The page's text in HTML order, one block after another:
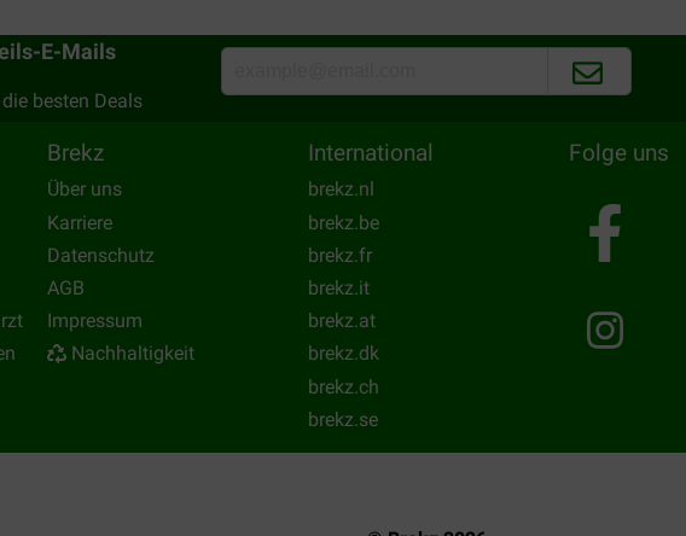
, waardoor alles los in de kartonen doos
E-Mails
besten Deals
Brekz
Über uns
Karriere
Datenschutz
AGB
Impressum
Nachhaltigkeit
International
brekz.nl
brekz.be
brekz.fr
brekz.it
brekz.at
brekz.dk
brekz.ch
brekz.se
Folge uns